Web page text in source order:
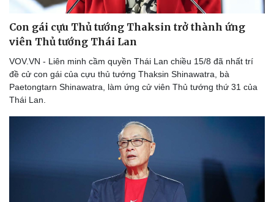
Di sản
Con gái cựu Thủ tướng Thaksin trở thành ứng
viên Thủ tướng Thái Lan
VOV.VN - Liên minh cầm quyền Thái Lan chiều 15/8 đã nhất trí
đề cử con gái của cựu thủ tướng Thaksin Shinawatra, bà
Paetongtarn Shinawatra, làm ứng cử viên Thủ tướng thứ 31 của
Thái Lan.